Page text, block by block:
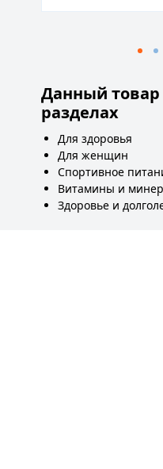
Данный товар
разделах
Для здоровья
Для женщин
Спортивное
Витамины и
Здоровье и